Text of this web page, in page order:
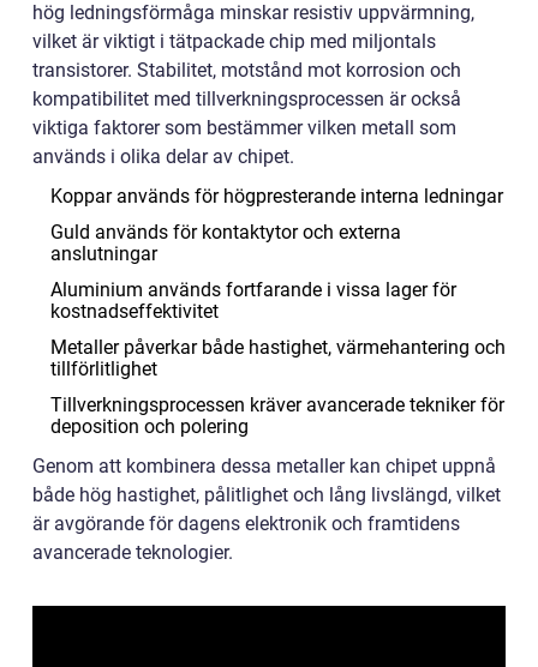
hög ledningsförmåga minskar resistiv uppvärmning,
vilket är viktigt i tätpackade chip med miljontals
transistorer. Stabilitet, motstånd mot korrosion och
kompatibilitet med tillverkningsprocessen är också
viktiga faktorer som bestämmer vilken metall som
används i olika delar av chipet.
Koppar används för högpresterande interna ledningar
Guld används för kontaktytor och externa
anslutningar
Aluminium används fortfarande i vissa lager för
kostnadseffektivitet
Metaller påverkar både hastighet, värmehantering och
tillförlitlighet
Tillverkningsprocessen kräver avancerade tekniker för
deposition och polering
Genom att kombinera dessa metaller kan chipet uppnå
både hög hastighet, pålitlighet och lång livslängd, vilket
är avgörande för dagens elektronik och framtidens
avancerade teknologier.